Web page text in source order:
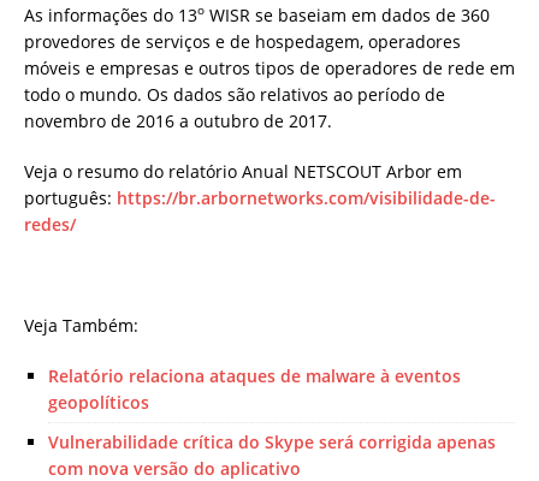
As informações do 13o WISR se baseiam em dados de 360
provedores de serviços e de hospedagem, operadores
móveis e empresas e outros tipos de operadores de rede em
todo o mundo. Os dados são relativos ao período de
novembro de 2016 a outubro de 2017.
Veja o resumo do relatório Anual NETSCOUT Arbor em
português: https://br.arbornetworks.com/visibilidade-de-
redes/
Veja Também:
Relatório relaciona ataques de malware à eventos
geopolíticos
Vulnerabilidade crítica do Skype será corrigida apenas
com nova versão do aplicativo